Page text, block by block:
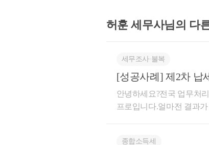
위의 예시로 올
일선세무서 부가
로,
입니다(저 역시
허훈 세무사님의 다
세무조사∙불복
[성공사례] 제2차 납
안녕하세요?전국 업무처
프로입니다.얼마전 결과
종합소득세